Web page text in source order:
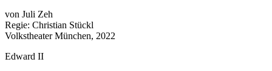
von Juli Zeh
Regie: Christian Stückl
Volkstheater München, 2022
Edward II